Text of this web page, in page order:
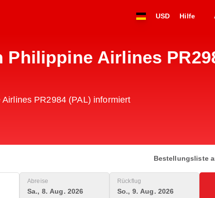
USD Hilfe
Airlines
PR2984 (PAL) informiert
Bestellungsliste
Abreise
Sa., 8. Aug. 2026
Rückflug
So., 9. Aug. 2026